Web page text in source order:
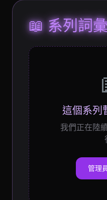
📖 系列詞
這個系列
我們正在陸
管理